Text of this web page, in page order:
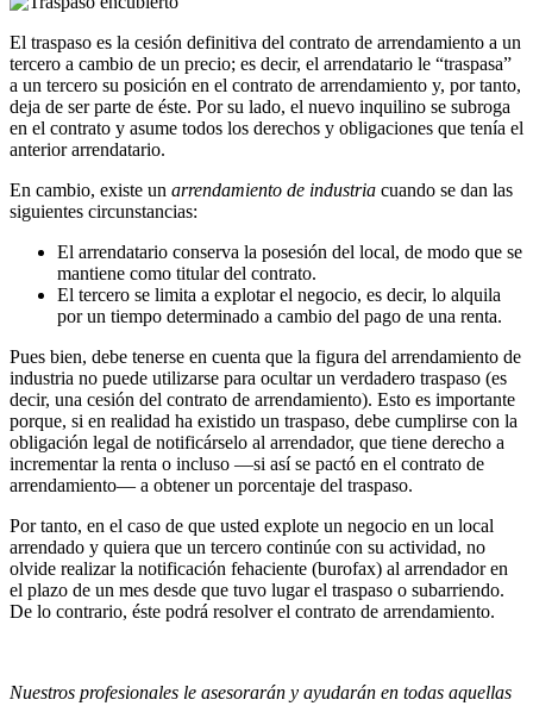
El traspaso es la cesión definitiva del contrato de arrendamiento a un
tercero a cambio de un precio; es decir, el arrendatario le “traspasa”
a un tercero su posición en el contrato de arrendamiento y, por tanto,
deja de ser parte de éste. Por su lado, el nuevo inquilino se subroga
en el contrato y asume todos los derechos y obligaciones que tenía el
anterior arrendatario.
En cambio, existe un arrendamiento de industria cuando se dan las
siguientes circunstancias:
El arrendatario conserva la posesión del local, de modo que se
mantiene como titular del contrato.
El tercero se limita a explotar el negocio, es decir, lo alquila
por un tiempo determinado a cambio del pago de una renta.
Pues bien, debe tenerse en cuenta que la figura del arrendamiento de
industria no puede utilizarse para ocultar un verdadero traspaso (es
decir, una cesión del contrato de arrendamiento). Esto es importante
porque, si en realidad ha existido un traspaso, debe cumplirse con la
obligación legal de notificárselo al arrendador, que tiene derecho a
incrementar la renta o incluso —si así se pactó en el contrato de
arrendamiento— a obtener un porcentaje del traspaso.
Por tanto, en el caso de que usted explote un negocio en un local
arrendado y quiera que un tercero continúe con su actividad, no
olvide realizar la notificación fehaciente (burofax) al arrendador en
el plazo de un mes desde que tuvo lugar el traspaso o subarriendo.
De lo contrario, éste podrá resolver el contrato de arrendamiento.
Nuestros profesionales le asesorarán y ayudarán en todas aquellas